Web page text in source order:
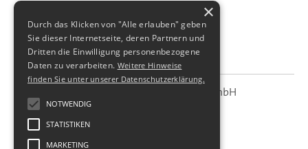
SBS
SBS Richter, Trenner & Kollegen GmbH
Steuerberatungsgesellschaft
Hohe Straße 55
01187Dresden
×
Durch das Klicken von "Alle erlauben" geben
Sie dieser Internetseite, deren Partnern und
Dritten die Einwilligung personenbezogene
Daten zu verarbeiten. Weitere Hinweise
finden Sie unter unserer Datenschutzerklärung.
NOTWENDIG
STATISTIKEN
MARKETING